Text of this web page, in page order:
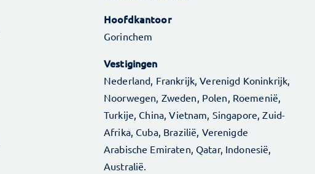
Hoofdkantoor
Gorinchem
Vestigingen
Nederland, Frankrijk, Verenigd Koninkrijk,
Noorwegen, Zweden, Polen, Roemenië,
Turkije, China, Vietnam, Singapore, Zuid-
Afrika, Cuba, Brazilië, Verenigde
Arabische Emiraten, Qatar, Indonesië,
Australië.